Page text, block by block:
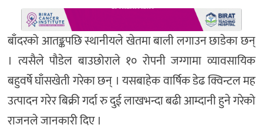
बाँदरको आतङ्कपछि स्थानीयले खेतमा बाली लगाउन छाडेका छन्
। त्यसैले पौडेल बाउछोराले १० रोपनी जग्गामा व्यावसायिक
बहुवर्षे घाँसखेती गरेका छन् । यसबाहेक वार्षिक डेढ क्विन्टल मह
उत्पादन गरेर बिक्री गर्दा रु दुई लाखभन्दा बढी आम्दानी हुने गरेको
राजनले जानकारी दिए ।